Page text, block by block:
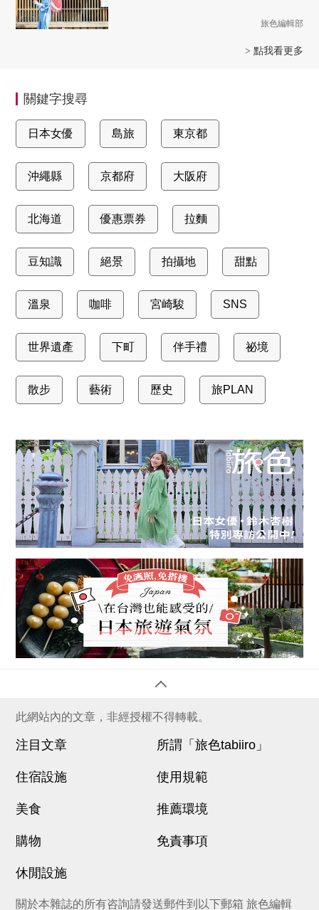
旅色編輯部
> 點我看更多
關鍵字搜尋
日本女優 島旅 東京都
沖繩縣 京都府 大阪府
北海道 優惠票券 拉麵
豆知識 絕景 拍攝地 甜點
溫泉 咖啡 宮崎駿 SNS
世界遺產 下町 伴手禮 祕境
散步 藝術 歷史 旅PLAN
此網站內的文章，非經授權不得轉載。
注目文章
住宿設施
美食
購物
休閒設施
所謂「旅色tabiiro」
使用規範
推薦環境
免責事項
關於本雜誌的所有咨詢請發送郵件到以下郵箱 旅色編輯